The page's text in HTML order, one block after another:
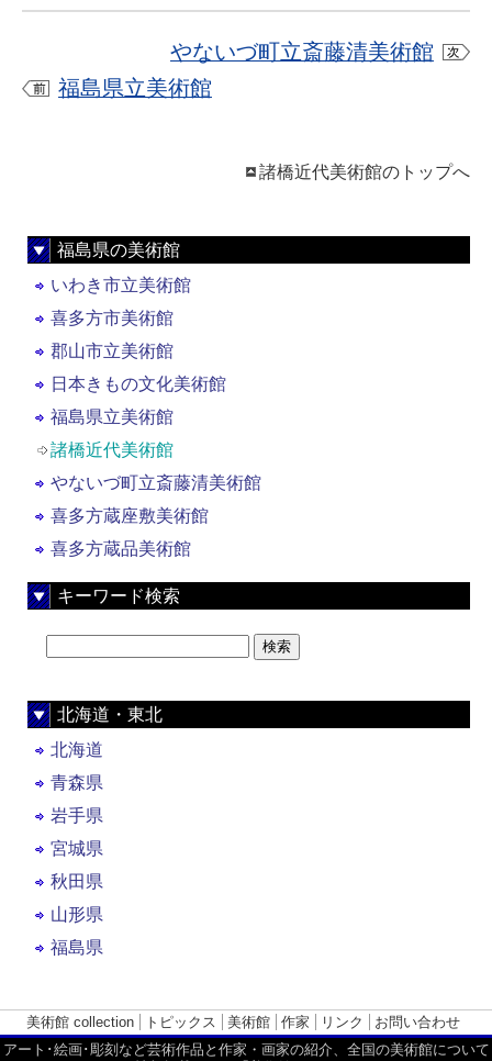
やないづ町立斎藤清美術館
福島県立美術館
諸橋近代美術館のトップへ
福島県の美術館
いわき市立美術館
喜多方市美術館
郡山市立美術館
日本きもの文化美術館
福島県立美術館
諸橋近代美術館
やないづ町立斎藤清美術館
喜多方蔵座敷美術館
喜多方蔵品美術館
キーワード検索
北海道・東北
北海道
青森県
岩手県
宮城県
秋田県
山形県
福島県
美術館 collection トピックス 美術館 作家 リンク
お問い合わせ
アート･絵画･彫刻など芸術作品と作家・画家の紹介、全国の美術館について